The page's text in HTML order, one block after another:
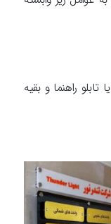
راهنما و بقیه